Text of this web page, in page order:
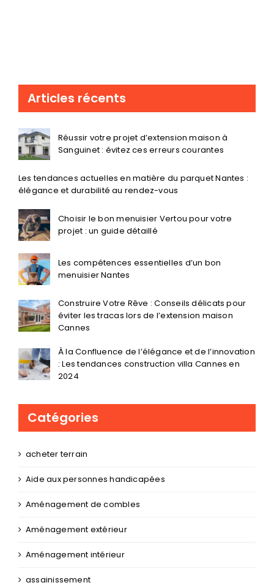
Articles récents
Réussir votre projet d’extension maison à
Sanguinet : évitez ces erreurs courantes
Les tendances actuelles en matière du parquet Nantes :
élégance et durabilité au rendez-vous
Choisir le bon menuisier Vertou pour votre
projet : un guide détaillé
Les compétences essentielles d’un bon
menuisier Nantes
Construire Votre Rêve : Conseils délicats pour
éviter les tracas lors de l’extension maison
Cannes
À la Confluence de l’élégance et de l’innovation
: Les tendances construction villa Cannes en
2024
Catégories
acheter terrain
Aide aux personnes handicapées
Aménagement de combles
Aménagement extérieur
Aménagement intérieur
assainissement